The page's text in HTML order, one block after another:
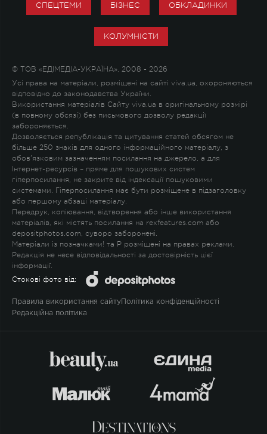
СПЕЦТЕМИ БІЗНЕС ОБКЛАДИНКИ
КОЛУМНІСТИ
© ТОВ «ЕДІМЕДІА-УКРАЇНА», 2008 - 2026
Усі права на матеріали, розміщені на сайті viva.ua, охороняються
відповідно до законодавства України.
Використання матеріалів Сайту viva.ua в оригінальному розмірі
(в повному обсязі) без письмового дозволу редакції
забороняється.
Дозволяється републікація та цитування статей обсягом не
більше 250 знаків для одного інформаційного матеріалу, з
обов'язковим зазначенням посилання на джерело, а для
Інтернет-ресурсів – пряме для пошукових систем
гіперпосилання, не закрите від індексації пошуковими
системами. Гіперпосилання має бути розміщене в підзаголовку
або першому абзаці матеріалу.
Передрук, копіювання, відтворення або інше використання
матеріалів, які містять посилання на rexfeatures.com або
depositphotos.com, суворо заборонені.
Матеріали із позначками! та P розміщені на правах реклами.
Редакція не несе відповідальності за достовірність цієї
інформації.
Стокові фото від:
Правила використання сайту Політика конфіденційності
Редакційна політика